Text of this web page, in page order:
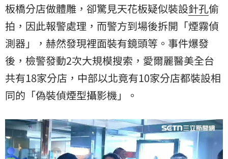
板橋分店做體雕，卻驚見天花板疑似裝設針孔偷
拍，因此報警處理，而警方到場後拆開「煙霧偵
測器」，赫然發現裡面裝有鏡頭等。事件爆發
後，檢警發動2次大規模搜索，愛爾麗醫美全台
共有18家分店，中部以北竟有10家分店都裝設相
同的「偽裝偵煙型攝影機」。